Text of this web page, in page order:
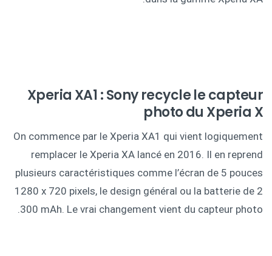
Xperia XA1 : Sony recycle le capteur
photo du Xperia X
On commence par le Xperia XA1 qui vient logiquement
remplacer le Xperia XA lancé en 2016. Il en reprend
plusieurs caractéristiques comme l’écran de 5 pouces
1280 x 720 pixels, le design général ou la batterie de 2
300 mAh. Le vrai changement vient du capteur photo.